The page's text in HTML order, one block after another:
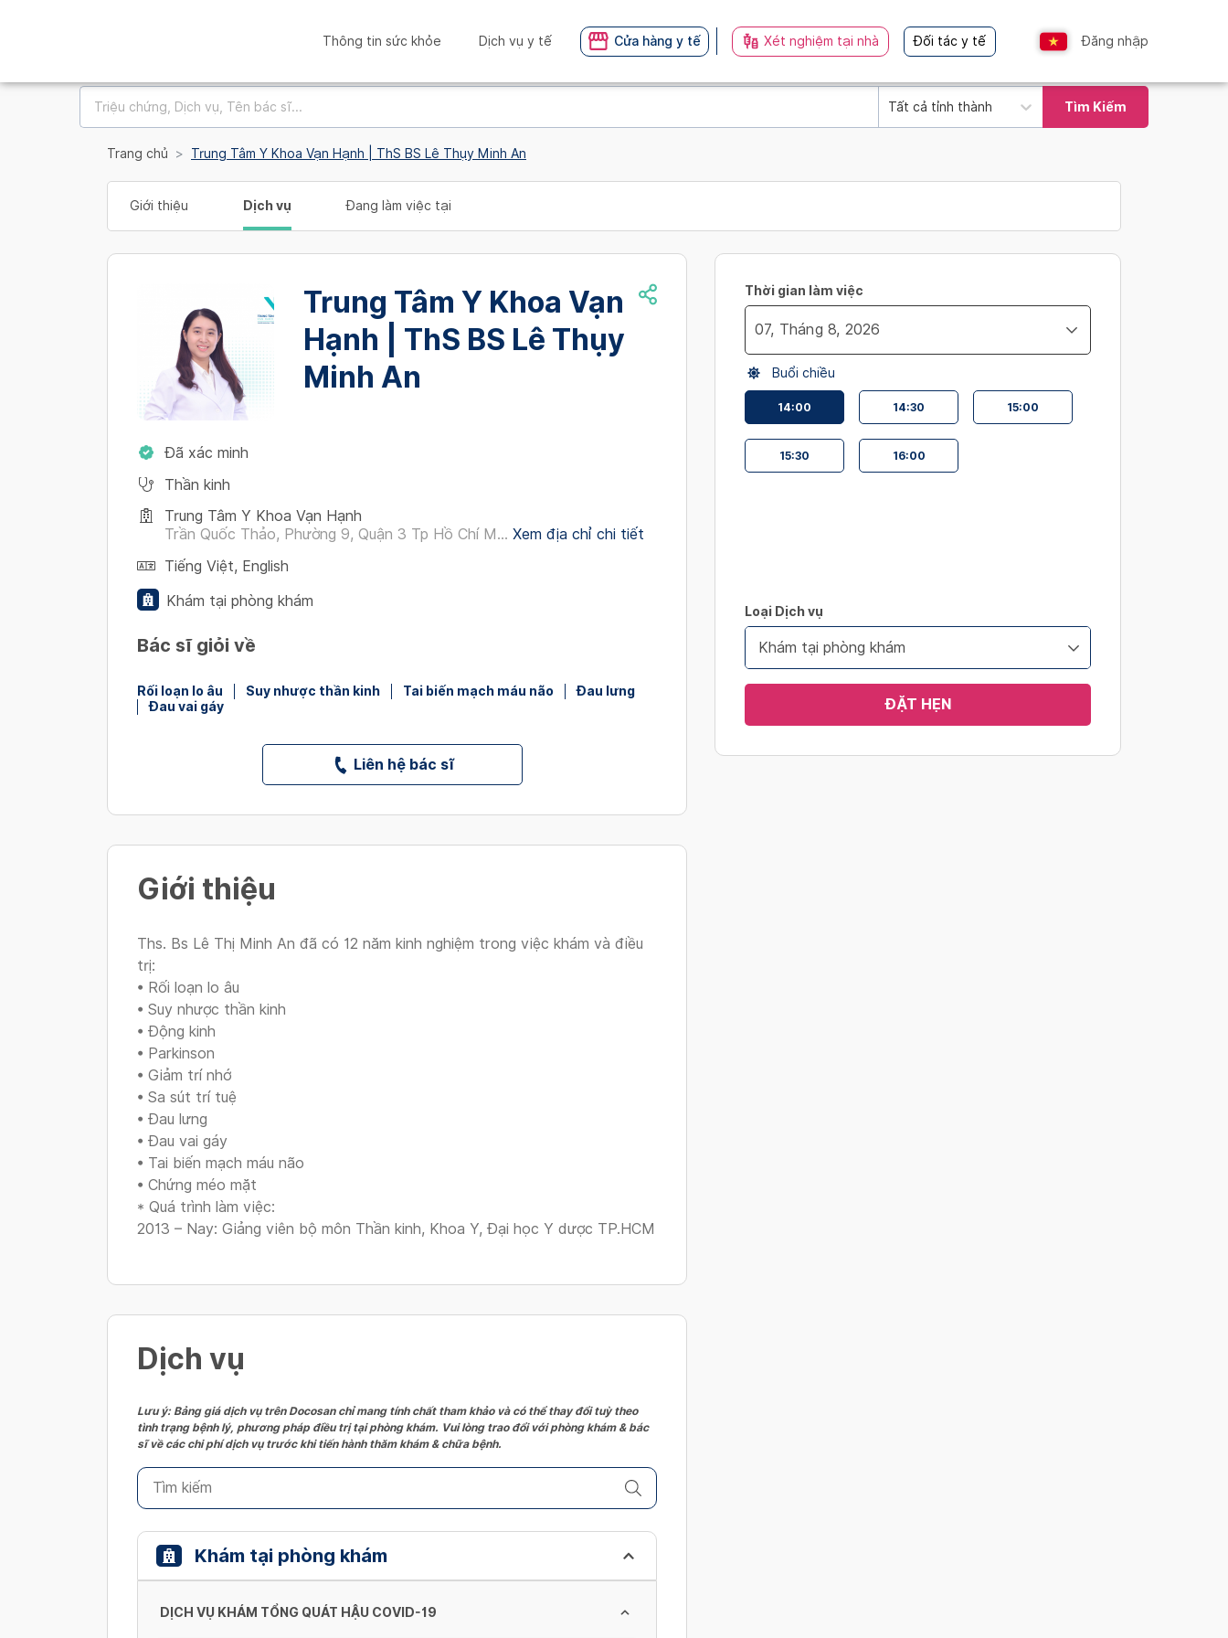
Thông tin sức khỏe Dịch vụ y tế Cửa hàng y tế Xét nghiệm tại nhà Đối tác y tế Đăng nhập
Tất cả tỉnh thành Tìm Kiếm
Trang chủ Trung Tâm Y Khoa Vạn Hạnh | ThS BS Lê Thụy Minh An
Giới thiệu Dịch vụ Đang làm việc tại
Trung Tâm Y Khoa Vạn
Hạnh | ThS BS Lê Thụy
Minh An
Đã xác minh
Thần kinh
Trung Tâm Y Khoa Vạn Hạnh
Trần Quốc Thảo, Phường 9, Quận 3 Tp Hồ Chí M... Xem địa chỉ chi tiết
Tiếng Việt, English
Khám tại phòng khám
Bác sĩ giỏi về
Rối loạn lo âu Suy nhược thần kinh Tai biến mạch máu não
Đau lưng
Đau vai gáy
Liên hệ bác sĩ
Giới thiệu
Ths. Bs Lê Thị Minh An đã có 12 năm kinh nghiệm trong việc khám và điều
trị:
• Rối loạn lo âu
• Suy nhược thần kinh
• Động kinh
• Parkinson
• Giảm trí nhớ
• Sa sút trí tuệ
• Đau lưng
• Đau vai gáy
• Tai biến mạch máu não
• Chứng méo mặt
* Quá trình làm việc:
2013 – Nay: Giảng viên bộ môn Thần kinh, Khoa Y, Đại học Y dược TP.HCM
Dịch vụ
Lưu ý: Bảng giá dịch vụ trên Docosan chỉ mang tính chất tham khảo và có thể thay đổi tuỳ theo
tình trạng bệnh lý, phương pháp điều trị tại phòng khám. Vui lòng trao đổi với phòng khám & bác
sĩ về các chi phí dịch vụ trước khi tiến hành thăm khám & chữa bệnh.
Khám tại phòng khám
DỊCH VỤ KHÁM TỔNG QUÁT HẬU COVID-19
Thời gian làm việc
Navigate
forward
interact
with
the
question
key
get
Buổi chiều
14:00 14:30 15:00
15:30 16:00
Loại Dịch vụ
Khám tại phòng khám
ĐẶT HẸN